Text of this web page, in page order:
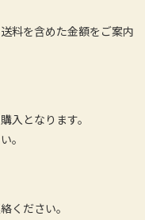
料を含めた金額をご案内
入となります。
。
ください。